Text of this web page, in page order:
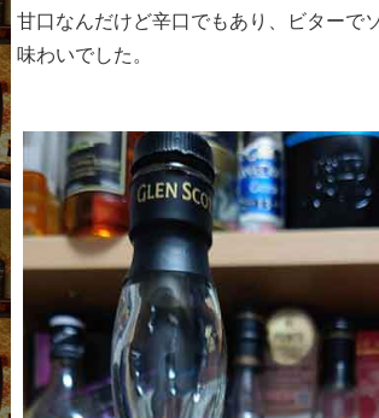
甘口なんだけど辛口でもあり、ビターで
味わいでした。